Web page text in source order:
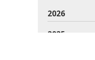
2026
2025